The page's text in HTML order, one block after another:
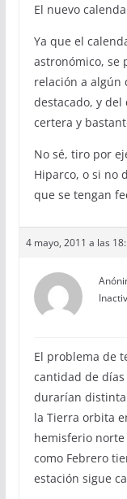
El nuevo
Ya que el
astronómico, se
relación a algún
destacado, y del
certera y
No sé, tiro por
Hiparco, o si no
que se tengan
4 mayo, 2011 a las
El problema de
cantidad de días
durarían distinta
la Tierra orbita
hemisferio
como Febrero
estación sigue